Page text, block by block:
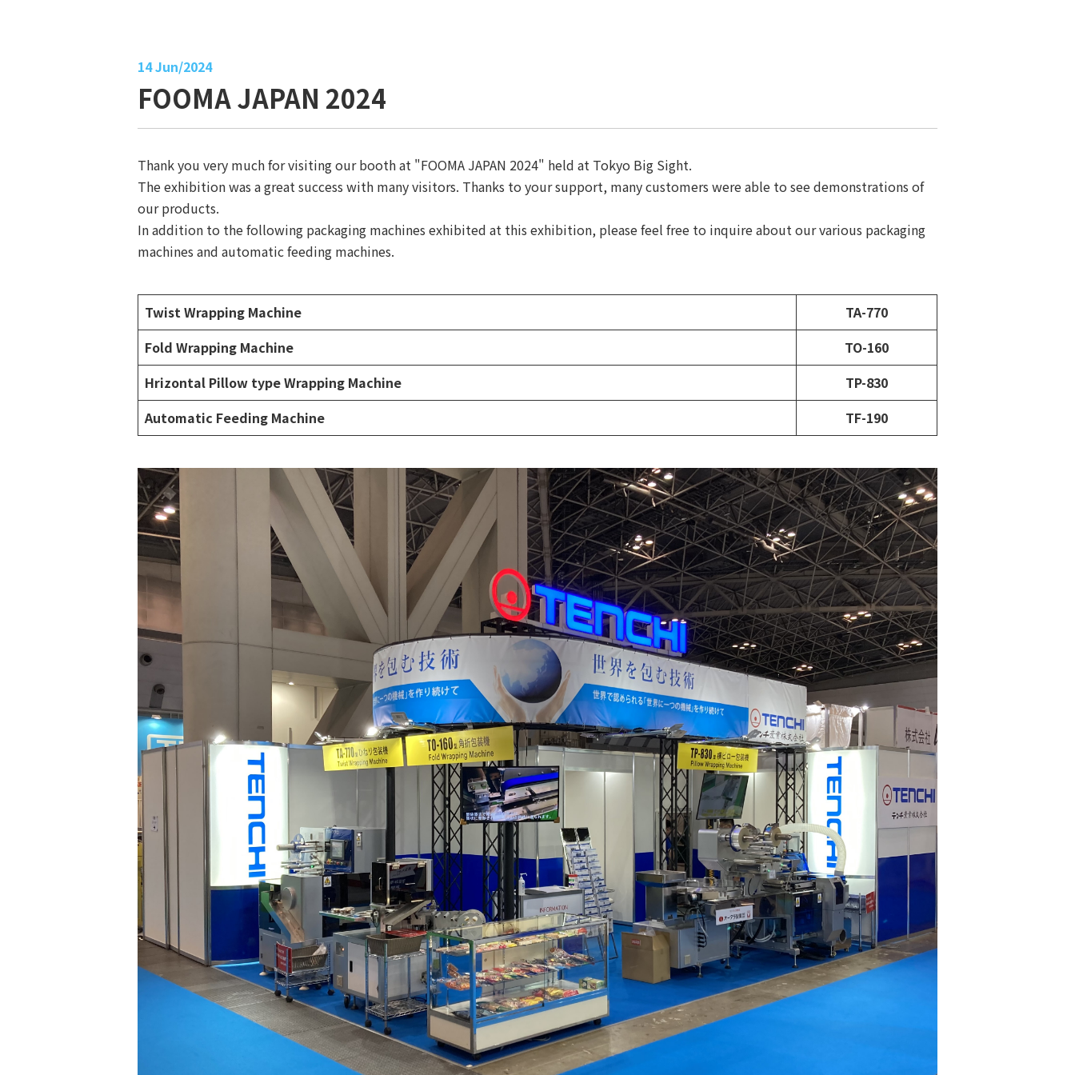
14 Jun/2024
FOOMA JAPAN 2024
Thank you very much for visiting our booth at "FOOMA JAPAN 2024" held at Tokyo Big Sight.
The exhibition was a great success with many visitors. Thanks to your support, many customers were able to see demonstrations of
our products.
In addition to the following packaging machines exhibited at this exhibition, please feel free to inquire about our various packaging
machines and automatic feeding machines.
Twist Wrapping Machine
TA-770
Fold Wrapping Machine
TO-160
Hrizontal Pillow type Wrapping Machine
TP-830
Automatic Feeding Machine
TF-190